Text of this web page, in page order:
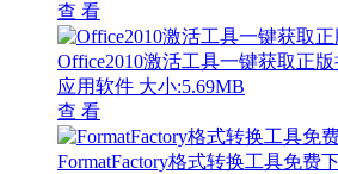
查 看
Office2010激活工具一键获取正版
应用软件 大小:5.69MB
查 看
FormatFactory格式转换工具免费